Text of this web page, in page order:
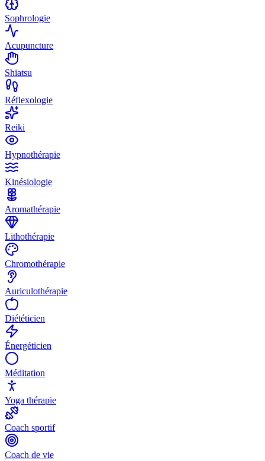
Sophrologie
Acupuncture
Shiatsu
Réflexologie
Reiki
Hypnothérapie
Kinésiologie
Aromathérapie
Lithothérapie
Chromothérapie
Auriculothérapie
Diététicien
Énergéticien
Méditation
Yoga thérapie
Coach sportif
Coach de vie